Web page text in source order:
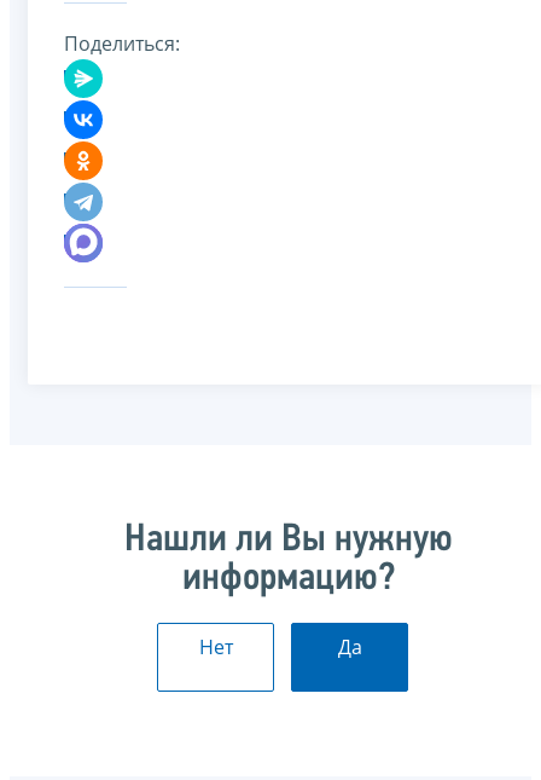
Поделиться:
Нашли ли Вы нужную
информацию?
Нет Да